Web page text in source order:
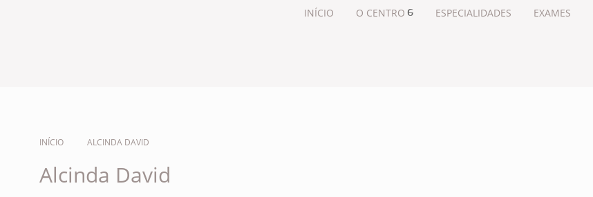
INÍCIO O CENTRO ESPECIALIDADES EXAMES
INÍCIO ALCINDA DAVID
Alcinda David